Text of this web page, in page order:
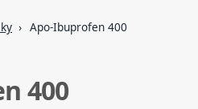
Apo-Ibuprofen 400
400